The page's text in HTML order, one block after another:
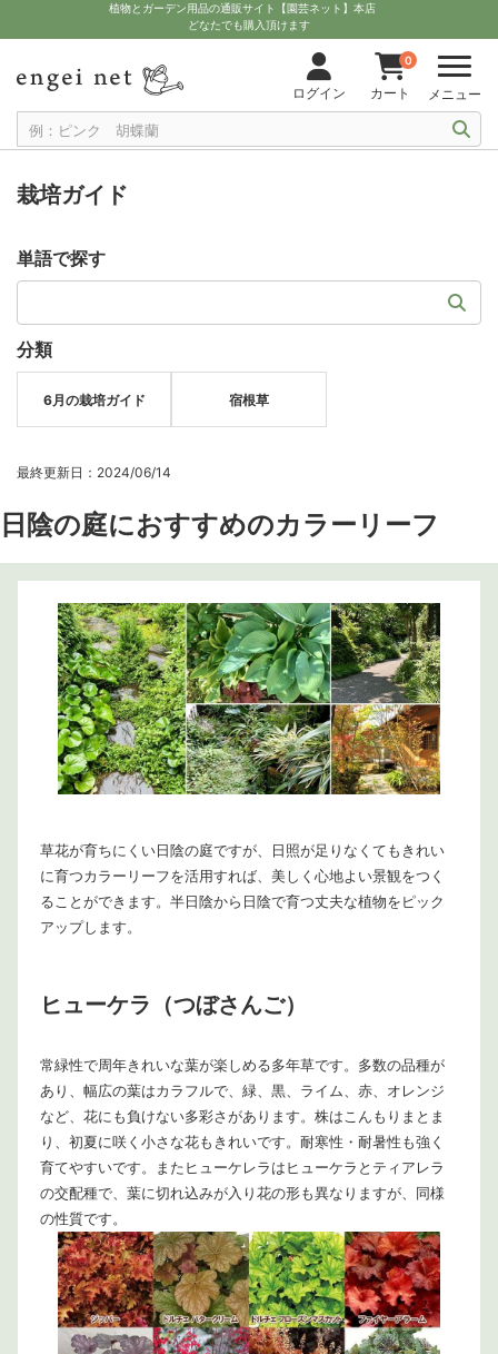
植物とガーデン用品の通販サイト【園芸ネット】本店
どなたでも購入頂けます
ログイン
0
カート メニュー
栽培ガイド
単語で探す
分類
6月の栽培ガイド 宿根草
最終更新日：2024/06/14
日陰の庭におすすめのカラーリーフ
草花が育ちにくい日陰の庭ですが、日照が足りなくてもきれい
に育つカラーリーフを活用すれば、美しく心地よい景観をつく
ることができます。半日陰から日陰で育つ丈夫な植物をピック
アップします。
ヒューケラ（つぼさんご）
常緑性で周年きれいな葉が楽しめる多年草です。多数の品種が
あり、幅広の葉はカラフルで、緑、黒、ライム、赤、オレンジ
など、花にも負けない多彩さがあります。株はこんもりまとま
り、初夏に咲く小さな花もきれいです。耐寒性・耐暑性も強く
育てやすいです。またヒューケレラはヒューケラとティアレラ
の交配種で、葉に切れ込みが入り花の形も異なりますが、同様
の性質です。